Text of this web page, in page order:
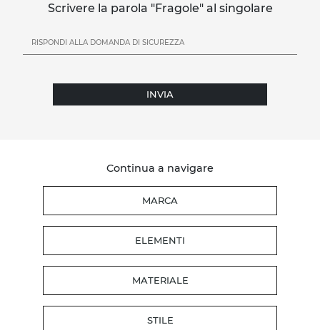
Scrivere la parola "Fragole" al singolare
INVIA
Continua a navigare
MARCA
ELEMENTI
MATERIALE
STILE